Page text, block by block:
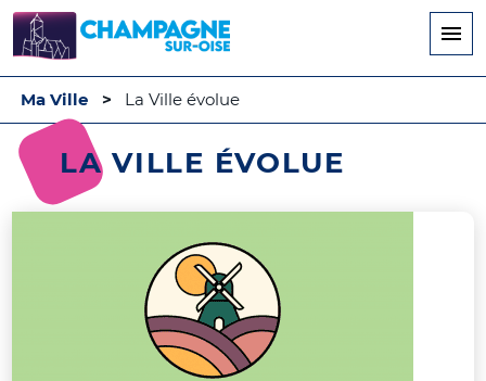
Ma Ville La Ville évolue
LA VILLE ÉVOLUE